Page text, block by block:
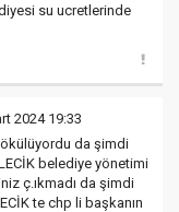
su ucretlerinde
2024 19:33
da şimdi
belediye yönetimi
ç.ıkmadı da şimdi
te chp li başkanın